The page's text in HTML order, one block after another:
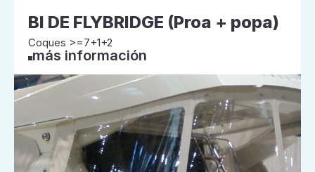
BI DE FLYBRIDGE (Proa + popa)
Coques >=7+1+2
más información